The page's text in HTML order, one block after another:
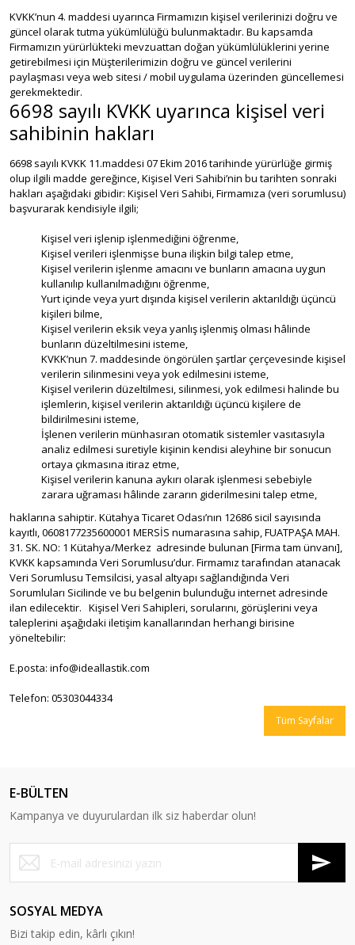
KVKK’nun 4. maddesi uyarınca Firmamızın kişisel verilerinizi doğru ve
güncel olarak tutma yükümlülüğü bulunmaktadır. Bu kapsamda
Firmamızın yürürlükteki mevzuattan doğan yükümlülüklerini yerine
getirebilmesi için Müşterilerimizin doğru ve güncel verilerini
paylaşması veya web sitesi / mobil uygulama üzerinden güncellemesi
gerekmektedir.
6698 sayılı KVKK uyarınca kişisel veri
sahibinin hakları
6698 sayılı KVKK 11.maddesi 07 Ekim 2016 tarihinde yürürlüğe girmiş
olup ilgili madde gereğince, Kişisel Veri Sahibi’nin bu tarihten sonraki
hakları aşağıdaki gibidir: Kişisel Veri Sahibi, Firmamıza (veri sorumlusu)
başvurarak kendisiyle ilgili;
Kişisel veri işlenip işlenmediğini öğrenme,
Kişisel verileri işlenmişse buna ilişkin bilgi talep etme,
Kişisel verilerin işlenme amacını ve bunların amacına uygun
kullanılıp kullanılmadığını öğrenme,
Yurt içinde veya yurt dışında kişisel verilerin aktarıldığı üçüncü
kişileri bilme,
Kişisel verilerin eksik veya yanlış işlenmiş olması hâlinde
bunların düzeltilmesini isteme,
KVKK’nun 7. maddesinde öngörülen şartlar çerçevesinde kişisel
verilerin silinmesini veya yok edilmesini isteme,
Kişisel verilerin düzeltilmesi, silinmesi, yok edilmesi halinde bu
işlemlerin, kişisel verilerin aktarıldığı üçüncü kişilere de
bildirilmesini isteme,
İşlenen verilerin münhasıran otomatik sistemler vasıtasıyla
analiz edilmesi suretiyle kişinin kendisi aleyhine bir sonucun
ortaya çıkmasına itiraz etme,
Kişisel verilerin kanuna aykırı olarak işlenmesi sebebiyle
zarara uğraması hâlinde zararın giderilmesini talep etme,
haklarına sahiptir. Kütahya Ticaret Odası’nın 12686 sicil sayısında
kayıtlı, 0608177235600001 MERSİS numarasına sahip,FUATPAŞA MAH.
31. SK. NO: 1 Kütahya/Merkez adresinde bulunan [Firma tam ünvanı],
KVKK kapsamında Veri Sorumlusu’dur. Firmamız tarafından atanacak
Veri Sorumlusu Temsilcisi, yasal altyapı sağlandığında Veri
Sorumluları Sicilinde ve bu belgenin bulunduğu internet adresinde
ilan edilecektir. Kişisel Veri Sahipleri, sorularını, görüşlerini veya
taleplerini aşağıdaki iletişim kanallarından herhangi birisine
yöneltebilir:
E.posta: info@ideallastik.com
Telefon: 05303044334
Tüm Sayfalar
E-BÜLTEN
Kampanya ve duyurulardan ilk siz haberdar olun!
SOSYAL MEDYA
Bizi takip edin, kârlı çıkın!